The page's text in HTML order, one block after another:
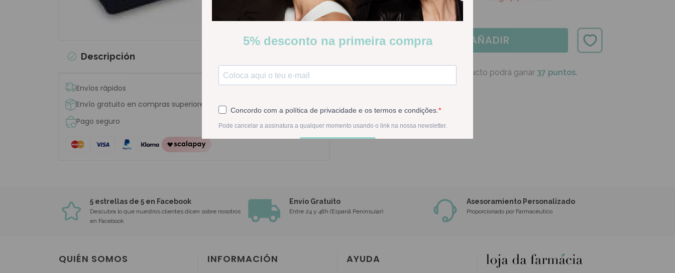
Descripción
Envíos rápidos
Envío gratuito en compras superiores a 60€ a España Peninsular
Pago seguro
Stock: Disponible
- 1 + AÑADIR
En la compra de este producto podrá ganar 37 puntos.
5 estrellas de 5 en Facebook
Descubra lo que nuestros clientes dicen sobre nosotros
en Facebook
Envío Gratuito
Entre 24 y 48h (Espanã Peninsular)
Asesoramiento Personalizado
Proporcionado por Farmacéutico
QUIÉN SOMOS INFORMACIÓN AYUDA